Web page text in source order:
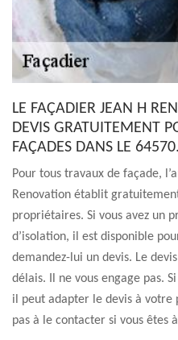
LE FAÇADIER JEAN H
DEVIS GRATUITEMENT
FAÇADES DANS LE 64570.
Pour tous travaux de façade,
Renovation établit
propriétaires. Si vous avez un
d’isolation, il est disponible
demandez-lui un devis. Le
délais. Il ne vous engage pas.
il peut adapter le devis à votre
pas à le contacter si vous êtes